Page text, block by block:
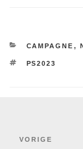
CAMPAGNE ,
TAGS
PS2023
Vorig
VORIGE